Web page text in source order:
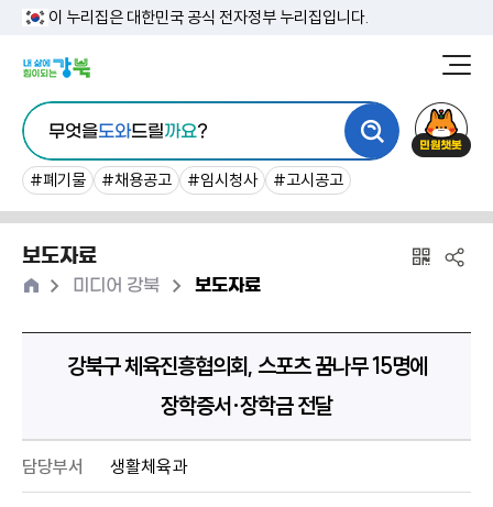
이 누리집은 대한민국 공식 전자정부 누리집입니다.
청
통
합
검
색
무엇을도와드릴까요?
#폐기물 #채용공고 #임시청사 #고시공고
원
보도자료
홈 >미디어 강북 >보도자료
강북구 체육진흥협의회, 스포츠 꿈나무 15명에
장학증서·장학금 전달
담당부서 생활체육과